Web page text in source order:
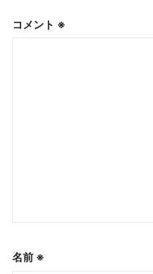
コメント ※
名前 ※